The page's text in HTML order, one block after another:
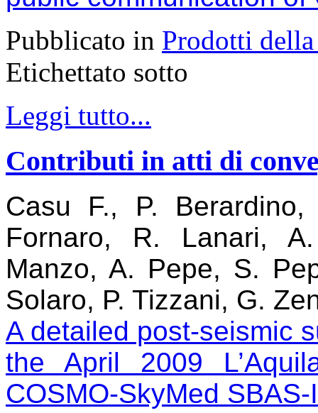
Pubblicato in Prodotti
Etichettato sotto
Leggi tutto...
Contributi in atti di
Casu F., P.
Fornaro, R. Lanari,
Manzo, A. Pepe, S.
Solaro, P. Tizzani, G.
A detailed post-seismic
the April 2009
COSMO-SkyMed